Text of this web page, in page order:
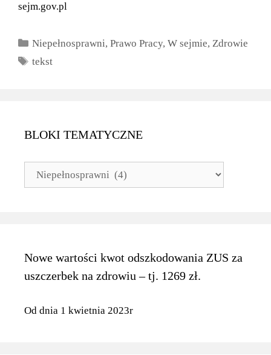
sejm.gov.pl
Kategorie
Niepełnosprawni,Prawo Pracy,W sejmie,Zdrowie
Tagi
tekst
BLOKI TEMATYCZNE
BLOKI
TEMATYCZNE
Nowe wartości kwot odszkodowania ZUS za
uszczerbek na zdrowiu – tj. 1269 zł.
Od dnia 1 kwietnia 2023r